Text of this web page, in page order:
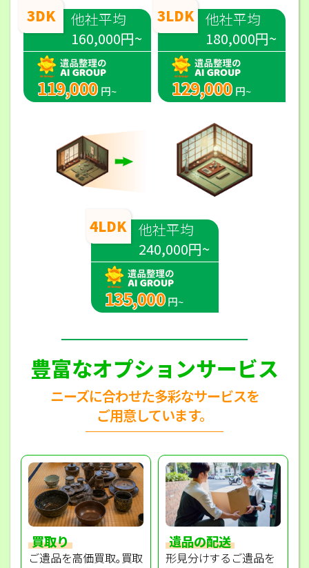
3DK
他社平均
160,000円~
119,000 円~
4LDK 他社平均
240,000円~
135,000 円~
3LDK 他社平均
180,000円~
129,000 円~
豊富なオプションサービス
ニーズに合わせた多彩なサービスを
ご用意しています。
買取り
ご遺品を高価買取｡買取
遺品の配送
形見分けするご遺品を